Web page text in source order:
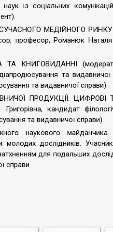
із соціальних
МЕДІЙНОГО РИНКУ
професор; Романюк Наталя
ТА КНИГОВИДАННІ
та
та видавничої справи).
ПРОДУКЦІЇ: ЦИФРОВІ
кандидат
та видавничої справи).
наукового
молодих дослідників.
для подальших
справи.